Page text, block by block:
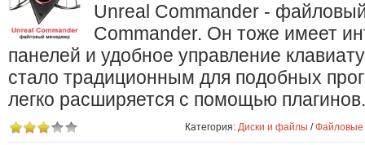
Unreal Commander -
Commander. Он тоже имеет
панелей и удобное управление
стало традиционным для подобных
легко расширяется с помощью плагинов.
Категория: Диски и файлы /